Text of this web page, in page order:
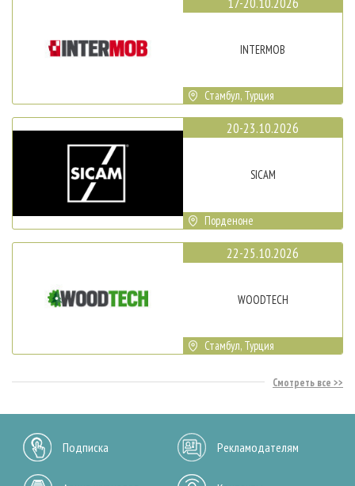
INTERMOB
Стамбул, Турция
20-23.10.2026
SICAM
Порденоне
22-25.10.2026
WOODTECH
Стамбул, Турция
Смотреть все
Подписка Рекламодателям